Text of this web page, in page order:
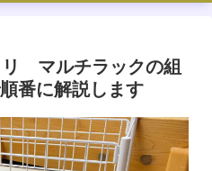
リ マルチラックの組
番に解説します